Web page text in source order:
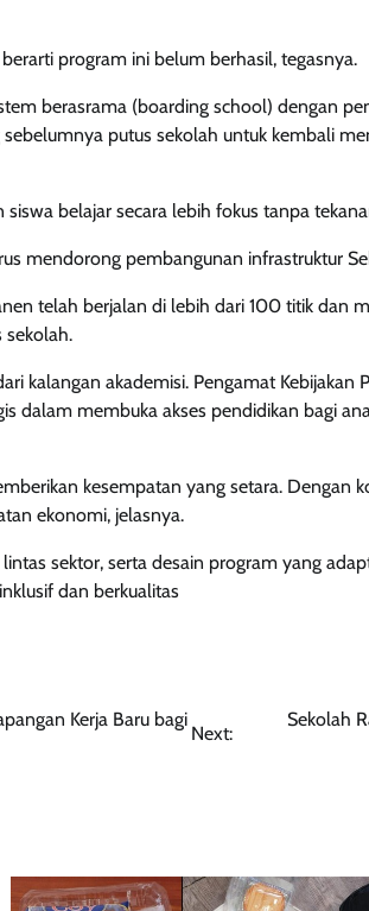
program ini belum berhasil, tegasnya.
berasrama (boarding school) dengan
putus sekolah untuk kembali
belajar secara lebih fokus tanpa
mendorong pembangunan infrastruktur
telah berjalan di lebih dari 100 titik dan
sekolah.
kalangan akademisi. Pengamat Kebijakan
dalam membuka akses pendidikan bagi
kesempatan yang setara. Dengan
ekonomi, jelasnya.
sektor, serta desain program yang
dan berkualitas
Kerja Baru bagi
Next:
Sekolah